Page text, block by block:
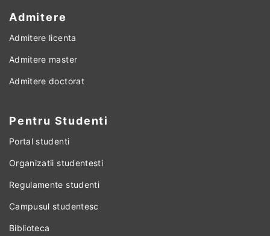
Admitere
Admitere licenta
Admitere master
Admitere doctorat
Pentru Studenti
Portal studenti
Organizatii studentesti
Regulamente studenti
Campusul studentesc
Biblioteca